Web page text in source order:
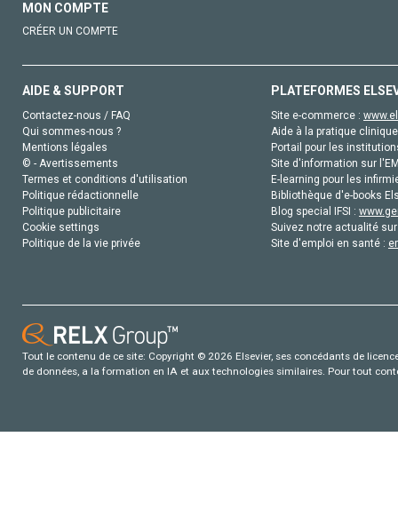
MON COMPTE
CRÉER UN COMPTE
AIDE & SUPPORT
Contactez-nous / FAQ
Qui sommes-nous ?
Mentions légales
© - Avertissements
Termes et conditions d'utilisation
Politique rédactionnelle
Politique publicitaire
Cookie settings
Politique de la vie privée
PLATEFORMES
Site e-commerce :
Aide à la pratique
Portail pour les
Site d'information sur
E-learning pour les
Bibliothèque d'e-books
Blog special IFSI :
Suivez notre actualité
Site d'emploi en santé :
Tout le contenu de ce site: Copyright © 2026 Elsevier, ses concédants de
de données, a la formation en IA et aux technologies similaires. Pour tout